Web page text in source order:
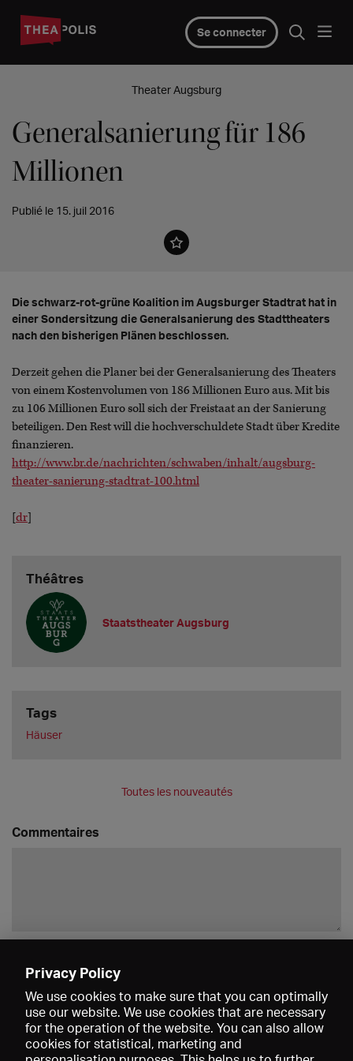
Se connecter
Theater Augsburg
Generalsanierung für 186
Millionen
Publié le 15. juil 2016
Die schwarz-rot-grüne Koalition im Augsburger Stadtrat hat in
einer Sondersitzung die Generalsanierung des Stadttheaters
nach den bisherigen Plänen beschlossen.
Derzeit gehen die Planer bei der Generalsanierung des Theaters
von einem Kostenvolumen von 186 Millionen Euro aus. Mit bis
zu 106 Millionen Euro soll sich der Freistaat an der Sanierung
beteiligen. Den Rest will die hochverschuldete Stadt über Kredite
finanzieren.
http://www.br.de/nachrichten/schwaben/inhalt/augsburg-
theater-sanierung-stadtrat-100.html
[dr]
Théâtres
Staatstheater Augsburg
Tags
Häuser
Toutes les nouveautés
Commentaires
Privacy Policy
We use cookies to make sure that you can optimally
use our website. We use cookies that are necessary
for the operation of the website. You can also allow
cookies for statistical, marketing and